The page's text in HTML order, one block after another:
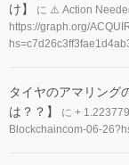
け】
に ⚠️ Action
https://graph.org/
タイヤのアマリング
は？？】
に +
Blockchaincom-06-